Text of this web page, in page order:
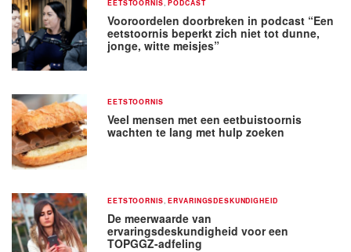
EETSTOORNIS PODCAST
Vooroordelen doorbreken in podcast “Een
eetstoornis beperkt zich niet tot dunne,
jonge, witte meisjes”
EETSTOORNIS
Veel mensen met een eetbuistoornis
wachten te lang met hulp zoeken
EETSTOORNIS ,ERVARINGSDESKUNDIGHEID
De meerwaarde van
ervaringsdeskundigheid voor een
TOPGGZ-adfeling